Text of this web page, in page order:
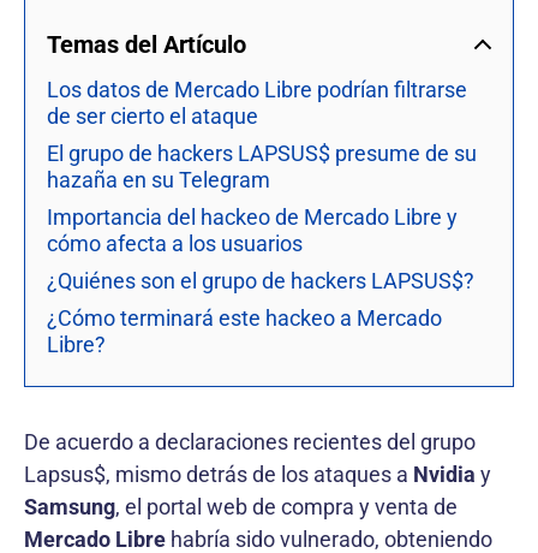
Temas del Artículo
Los datos de Mercado Libre podrían filtrarse
de ser cierto el ataque
El grupo de hackers LAPSUS$ presume de su
hazaña en su Telegram
Importancia del hackeo de Mercado Libre y
cómo afecta a los usuarios
¿Quiénes son el grupo de hackers LAPSUS$?
¿Cómo terminará este hackeo a Mercado
Libre?
De acuerdo a declaraciones recientes del grupo
Lapsus$, mismo detrás de los ataques a Nvidia y
Samsung, el portal web de compra y venta de
Mercado Libre habría sido vulnerado, obteniendo